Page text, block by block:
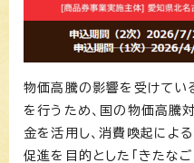
物価高騰の影響を受けてい
を行うため、国の物価高騰
金を活用し、消費喚起によ
促進を目的とした「きたな